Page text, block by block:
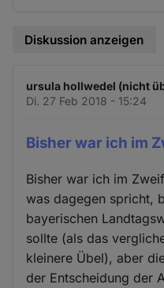
Diskussion anzeigen
ursula hollwedel (nicht
Di. 27 Feb 2018 - 15:24
Bisher war ich im
Bisher war ich im
was dagegen spricht,
bayerischen
sollte (als das
kleinere Übel), aber
der Entscheidung der